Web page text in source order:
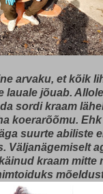
arvaku, et kõik
lauale jõuab.
sordi kraam
koerarõõmu.
suurte abiliste
Väljanägemiselt
kraam mitte